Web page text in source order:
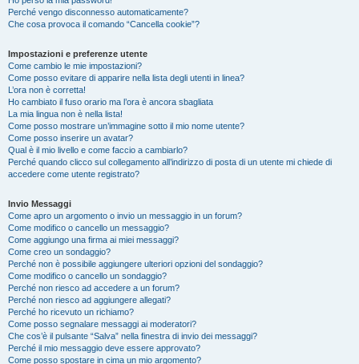
Perché vengo disconnesso automaticamente?
Che cosa provoca il comando “Cancella cookie”?
Impostazioni e preferenze utente
Come cambio le mie impostazioni?
Come posso evitare di apparire nella lista degli utenti in linea?
L’ora non è corretta!
Ho cambiato il fuso orario ma l’ora è ancora sbagliata
La mia lingua non è nella lista!
Come posso mostrare un’immagine sotto il mio nome utente?
Come posso inserire un avatar?
Qual è il mio livello e come faccio a cambiarlo?
Perché quando clicco sul collegamento all’indirizzo di posta di un utente mi chiede di
accedere come utente registrato?
Invio Messaggi
Come apro un argomento o invio un messaggio in un forum?
Come modifico o cancello un messaggio?
Come aggiungo una firma ai miei messaggi?
Come creo un sondaggio?
Perché non è possibile aggiungere ulteriori opzioni del sondaggio?
Come modifico o cancello un sondaggio?
Perché non riesco ad accedere a un forum?
Perché non riesco ad aggiungere allegati?
Perché ho ricevuto un richiamo?
Come posso segnalare messaggi ai moderatori?
Che cos’è il pulsante “Salva” nella finestra di invio dei messaggi?
Perché il mio messaggio deve essere approvato?
Come posso spostare in cima un mio argomento?